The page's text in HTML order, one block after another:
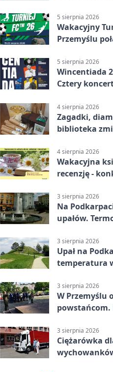
5 sierpnia 2026
Wakacyjny
Przemyślu
5 sierpnia 2026
Wincentiada
Cztery
4 sierpnia 2026
Zagadki,
biblioteka
4 sierpnia 2026
Wakacyjna
recenzję -
3 sierpnia 2026
Na
upałów.
3 sierpnia 2026
Upał na
temperatura
3 sierpnia 2026
W Przemyślu
powstańcom.
3 sierpnia 2026
Ciężarówka